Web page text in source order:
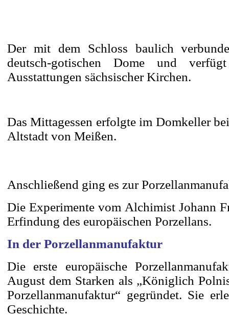
Der mit dem Schloss baulich
deutsch-gotischen Dome und
Ausstattungen sächsischer Kirchen.
Das Mittagessen erfolgte im Domkeller
Altstadt von Meißen.
Anschließend ging es zur
Die Experimente vom Alchimist Johann
Erfindung des europäischen Porzellans.
In der Porzellanmanufaktur
Die erste europäische
August dem Starken als „Königlich
Porzellanmanufaktur“ gegründet. Sie
Geschichte.